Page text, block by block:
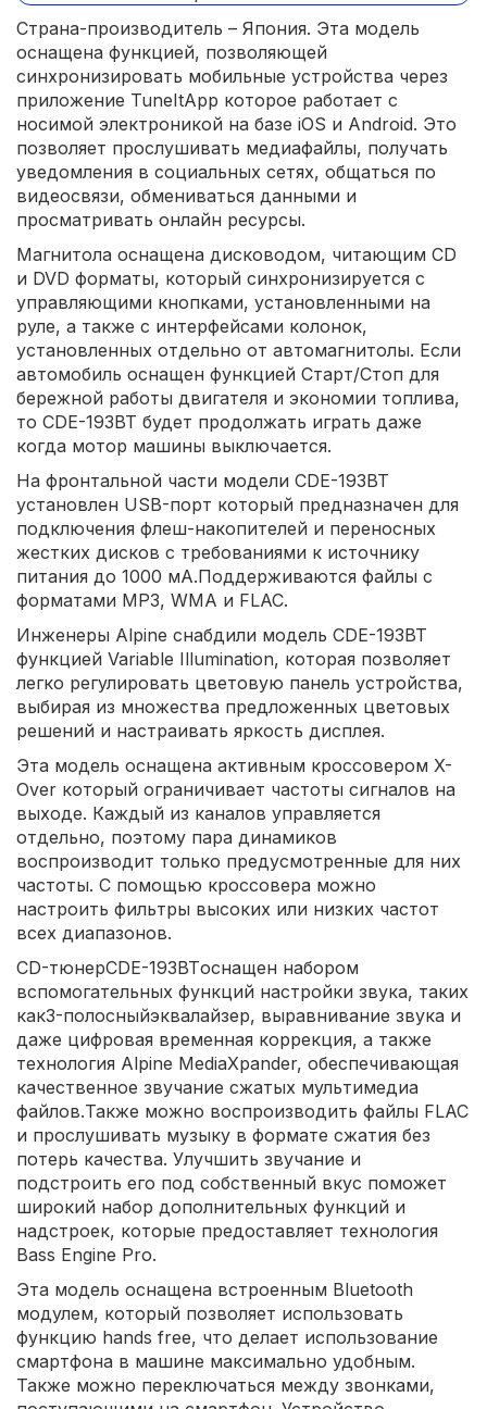
Страна-производитель – Япония. Эта модель
оснащена функцией, позволяющей
синхронизировать мобильные устройства через
приложение TuneItApp которое работает с
носимой электроникой на базе iOS и Android. Это
позволяет прослушивать медиафайлы, получать
уведомления в социальных сетях, общаться по
видеосвязи, обмениваться данными и
просматривать онлайн ресурсы.
Магнитола оснащена дисководом, читающим CD
и DVD форматы, который синхронизируется с
управляющими кнопками, установленными на
руле, а также с интерфейсами колонок,
установленных отдельно от автомагнитолы. Если
автомобиль оснащен функцией Старт/Стоп для
бережной работы двигателя и экономии топлива,
то CDE-193BT будет продолжать играть даже
когда мотор машины выключается.
На фронтальной части модели CDE-193BT
установлен USB-порт который предназначен для
подключения флеш-накопителей и переносных
жестких дисков с требованиями к источнику
питания до 1000 мА.Поддерживаются файлы с
форматами MP3, WMA и FLAC.
Инженеры Alpine снабдили модель CDE-193BT
функцией Variable Illumination, которая позволяет
легко регулировать цветовую панель устройства,
выбирая из множества предложенных цветовых
решений и настраивать яркость дисплея.
Эта модель оснащена активным кроссовером X-
Over который ограничивает частоты сигналов на
выходе. Каждый из каналов управляется
отдельно, поэтому пара динамиков
воспроизводит только предусмотренные для них
частоты. С помощью кроссовера можно
настроить фильтры высоких или низких частот
всех диапазонов.
CD-тюнерCDE-193BTоснащен набором
вспомогательных функций настройки звука, таких
как3-полосныйэквалайзер, выравнивание звука и
даже цифровая временная коррекция, а также
технология Alpine MediaXpander, обеспечивающая
качественное звучание сжатых мультимедиа
файлов.Также можно воспроизводить файлы FLAC
и прослушивать музыку в формате сжатия без
потерь качества. Улучшить звучание и
подстроить его под собственный вкус поможет
широкий набор дополнительных функций и
надстроек, которые предоставляет технология
Bass Engine Pro.
Эта модель оснащена встроенным Bluetooth
модулем, который позволяет использовать
функцию hands free, что делает использование
смартфона в машине максимально удобным.
Также можно переключаться между звонками,